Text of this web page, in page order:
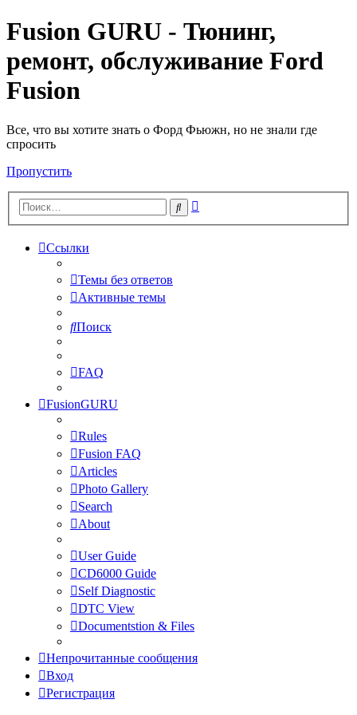
Fusion GURU - Тюнинг,
ремонт, обслуживание Ford
Fusion
Все, что вы хотите знать о Форд Фьюжн, но не знали где
спросить
Пропустить
Поиск
Ссылки
Темы без ответов
Активные темы
Поиск
FAQ
FusionGURU
Rules
Fusion FAQ
Articles
Photo Gallery
Search
About
User Guide
CD6000 Guide
Self Diagnostic
DTC View
Documentstion & Files
Непрочитанные сообщения
Вход
Регистрация